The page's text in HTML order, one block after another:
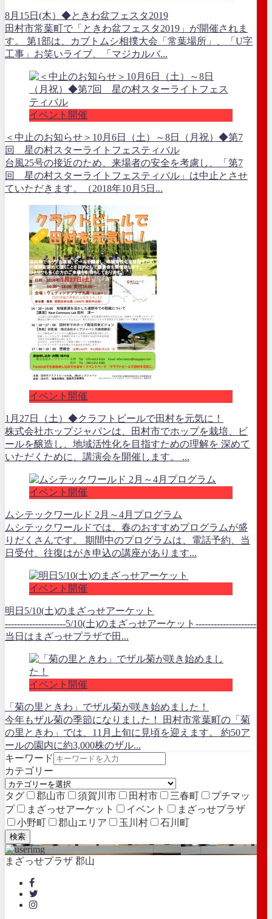
8月15日(木）◆ときわ盆フェスタ2019
田村市常葉町で「ときわ盆フェスタ2019」が開催されま
す。 第1部は、カブトムシ相撲大会「常葉場所」、「U字
工事」お笑いライブ、「マジカルバ...
イベント開催
＜中止のお知らせ＞10月6日（土）～8日（月祝）◆第7
回 星の村スターライトフェスティバル
台風25号の接近のため、来場者の安全を考慮し、「第7
回 星の村スターライトフェスティバル」は中止とさせ
ていただきます。（2018年10月5日...
イベント開催
1月27日（土）◆クラフトビールで田村を元気に！
株式会社ホップジャパンは、田村市でホップを栽培、ビ
ールを醸造し、地域活性化を目指すための理解を 深めて
いただくために、講演会を開催します。 ...
イベント開催
ムシテックワールド 2月～4月プログラム
ムシテックワールドでは、春のおすすめプログラムが盛
りだくさんです。 期間中のプログラムは、電話予約、当
日受付、往復はがき申込の講座があります...
イベント開催
明日5/10(土)のまざっせアーケット
--------------------5/10(土)のまざっせアーケット--------------------
当日はまざっせプラザで田...
イベント開催
「菊の里ときわ」でザル菊が咲き始めました！
今年もザル菊の季節になりました！ 田村市常葉町の「菊
の里ときわ」では、11月上旬に見頃を迎えます。 約50ア
ールの園内に約3,000株のザル...
キーワード
カテゴリー
タグ 郡山市 須賀川市 田村市 三春町
プチマッ
プ
まざっせアーケット イベント
まざっせプラザ
小野町
郡山エリア 玉川村 石川町
検索
まざっせプラザ 郡山